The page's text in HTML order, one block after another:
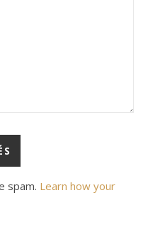
spam. Learn how your